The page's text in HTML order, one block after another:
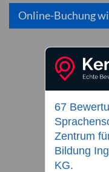
Online-Buchung
67
Zentrum
Bildung
KG.